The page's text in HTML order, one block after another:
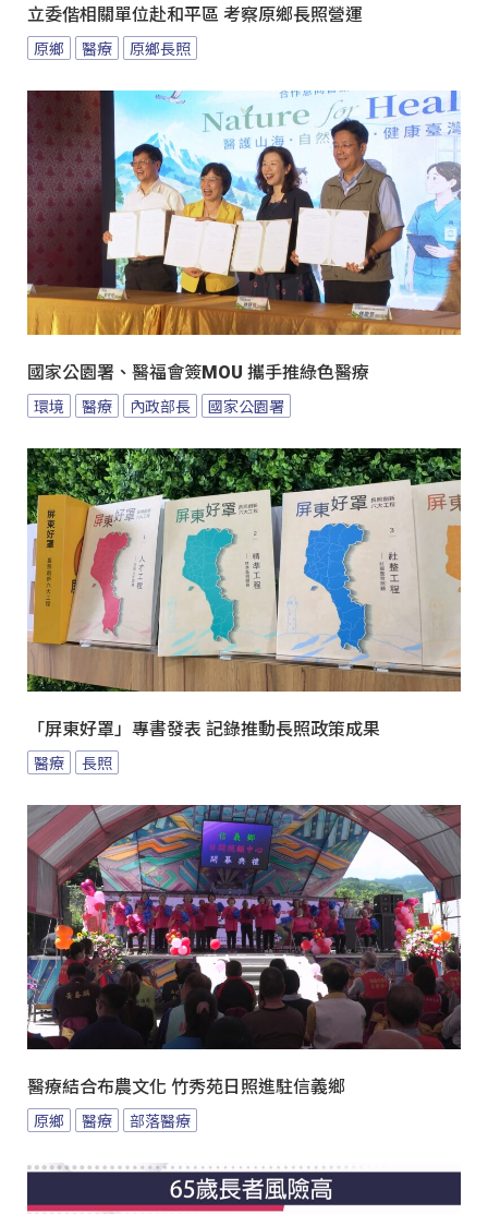
立委偕相關單位赴和平區 考察原鄉長照營運
原鄉 醫療 原鄉長照
國家公園署、醫福會簽MOU 攜手推綠色醫療
環境 醫療 內政部長 國家公園署
「屏東好罩」專書發表 記錄推動長照政策成果
醫療 長照
醫療結合布農文化 竹秀苑日照進駐信義鄉
原鄉 醫療 部落醫療